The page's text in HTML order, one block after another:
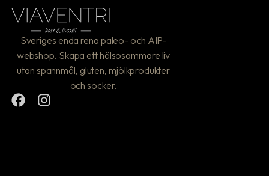
Sveriges enda rena paleo- och AIP-
webshop. Skapa ett hälsosammare liv
utan spannmål, gluten, mjölkprodukter
och socker.